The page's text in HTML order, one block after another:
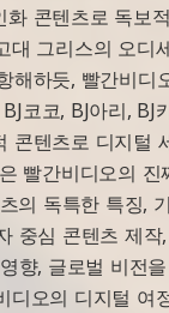
화 콘텐츠로 독보
대 그리스의 오디
해하듯, 빨간비디
코코, BJ아리, BJ
콘텐츠로 디지털
빨간비디오의 진
의 독특한 특징,
중심 콘텐츠 제
향, 글로벌 비전
디오의 디지털 여